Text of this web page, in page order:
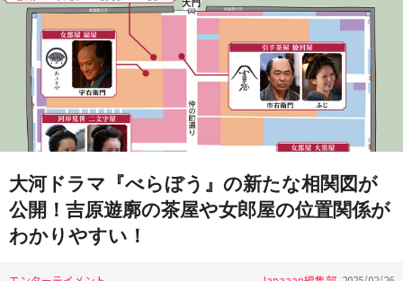
大河ドラマ『べらぼう』の新たな相関図が
公開！吉原遊廓の茶屋や女郎屋の位置関係が
わかりやすい！